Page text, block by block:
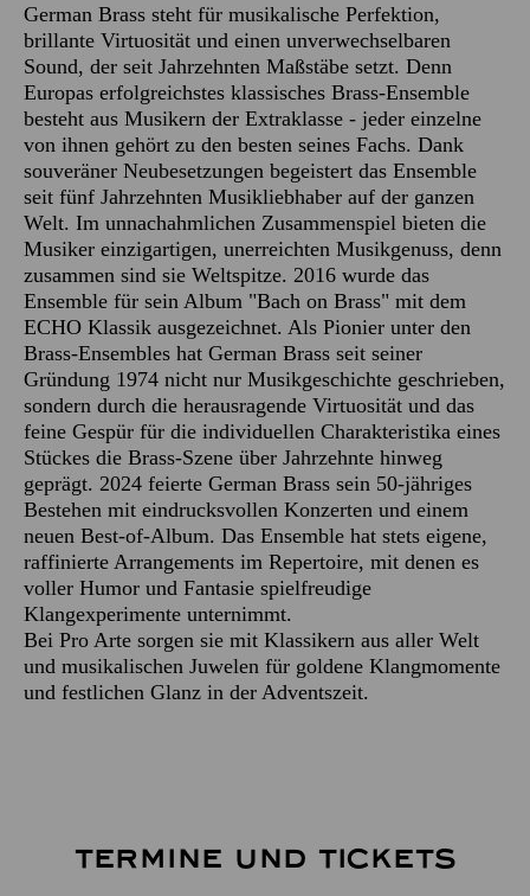
German Brass steht für musikalische Perfektion,
brillante Virtuosität und einen unverwechselbaren
Sound, der seit Jahrzehnten Maßstäbe setzt. Denn
Europas erfolgreichstes klassisches Brass-Ensemble
besteht aus Musikern der Extraklasse - jeder einzelne
von ihnen gehört zu den besten seines Fachs. Dank
souveräner Neubesetzungen begeistert das Ensemble
seit fünf Jahrzehnten Musikliebhaber auf der ganzen
Welt. Im unnachahmlichen Zusammenspiel bieten die
Musiker einzigartigen, unerreichten Musikgenuss, denn
zusammen sind sie Weltspitze. 2016 wurde das
Ensemble für sein Album "Bach on Brass" mit dem
ECHO Klassik ausgezeichnet. Als Pionier unter den
Brass-Ensembles hat German Brass seit seiner
Gründung 1974 nicht nur Musikgeschichte geschrieben,
sondern durch die herausragende Virtuosität und das
feine Gespür für die individuellen Charakteristika eines
Stückes die Brass-Szene über Jahrzehnte hinweg
geprägt. 2024 feierte German Brass sein 50-jähriges
Bestehen mit eindrucksvollen Konzerten und einem
neuen Best-of-Album. Das Ensemble hat stets eigene,
raffinierte Arrangements im Repertoire, mit denen es
voller Humor und Fantasie spielfreudige
Klangexperimente unternimmt.
Bei Pro Arte sorgen sie mit Klassikern aus aller Welt
und musikalischen Juwelen für goldene Klangmomente
und festlichen Glanz in der Adventszeit.
TERMINE UND TICKETS